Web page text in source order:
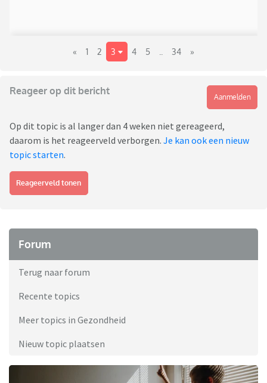
« 1 2 3 4 5 34 »
Reageer op dit bericht
Aanmelden
Op dit topic is al langer dan 4 weken niet gereageerd,
daarom is het reageerveld verborgen. Je kan ook een nieuw
topic starten.
Reageerveld tonen
Forum
Terug naar forum
Recente topics
Meer topics in Gezondheid
Nieuw topic plaatsen